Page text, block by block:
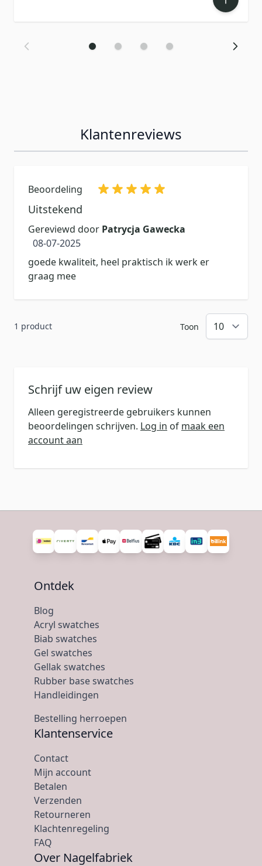
Klantenreviews
Beoordeling
Uitstekend
Gereviewd door Patrycja Gawecka
8 juli 2025
08-07-2025
goede kwaliteit, heel praktisch ik werk er
graag mee
1 product Toon
Schrijf uw eigen review
Alleen geregistreerde gebruikers kunnen
beoordelingen schrijven. Log in of maak een
account aan
Ontdek
Blog
Acryl swatches
Biab swatches
Gel swatches
Gellak swatches
Rubber base swatches
Handleidingen
Bestelling herroepen
Klantenservice
Contact
Mijn account
Betalen
Verzenden
Retourneren
Klachtenregeling
FAQ
Over Nagelfabriek